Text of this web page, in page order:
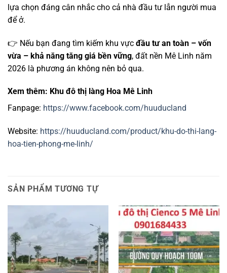
lựa chọn đáng cân nhắc cho cả nhà đầu tư lẫn người mua
để ở.
👉 Nếu bạn đang tìm kiếm khu vực đầu tư an toàn – vốn
vừa – khả năng tăng giá bền vững, đất nền Mê Linh năm
2026 là phương án không nên bỏ qua.
Xem thêm: Khu đô thị làng Hoa Mê Linh
Fanpage: https://www.facebook.com/huuducland
Website: https://huuducland.com/product/khu-do-thi-lang-
hoa-tien-phong-me-linh/
SẢN PHẨM TƯƠNG TỰ